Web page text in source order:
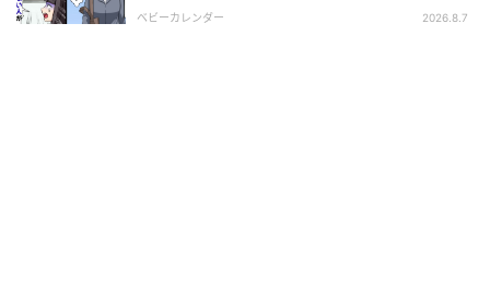
ベビーカレンダー 2026.8.7